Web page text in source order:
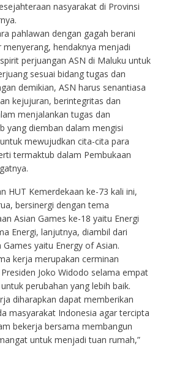
nasyarakat di Provinsi
pahlawan dengan gagah berani
menyerang, hendaknya menjadi
perjuangan ASN di Maluku untuk
sesuai bidang tugas dan
demikian, ASN harus senantiasa
kejujuran, berintegritas dan
menjalankan tugas dan
yang diemban dalam mengisi
mewujudkan cita-cita para
termaktub dalam Pembukaan
HUT Kemerdekaan ke-73 kali ini,
bersinergi dengan tema
Asian Games ke-18 yaitu Energi
Energi, lanjutnya, diambil dari
yaitu Energy of Asian.
kerja merupakan cerminan
Joko Widodo selama empat
perubahan yang lebih baik.
diharapkan dapat memberikan
masyarakat Indonesia agar tercipta
bekerja bersama membangun
untuk menjadi tuan rumah,”